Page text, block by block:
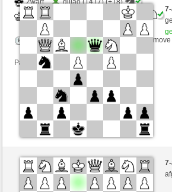
Zwart
gillao (1417) (+18)
Wit
Maradona77 (1450) (-18)
Speelduur: 5 minutes/side + 0 seconds/move
Partij telt mee voor de ranglijst
Wit
Wweerr (1397) (-14)
Zwart
Maradona77 (1436) (+14)